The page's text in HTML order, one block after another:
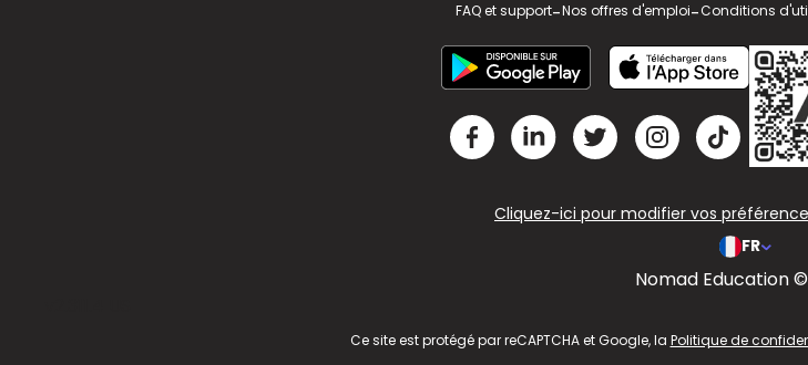
FAQ et support-Nos offres d'emploi-Conditions
Cliquez-ici pour modifier vos
FR
Nomad Education
Ce site est protégé par reCAPTCHA et Google, la Politique de